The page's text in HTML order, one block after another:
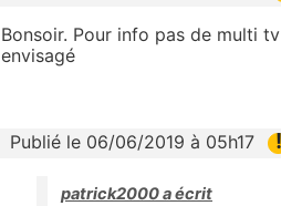
Bonsoir. Pour info pas de multi
envisagé
Publié le 06/06/2019 à 05h17 !
patrick2000 a écrit